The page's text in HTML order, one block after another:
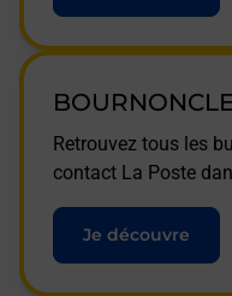
Retrouvez tous les
contact La Poste
Je découvre